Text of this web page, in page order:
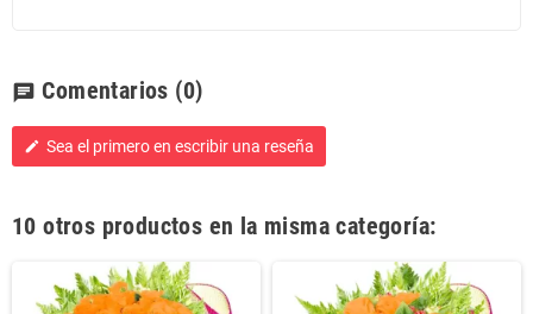
chat Comentarios (0)
edit Sea el primero en escribir una reseña
10 otros productos en la misma categoría: